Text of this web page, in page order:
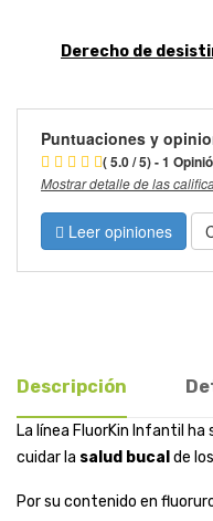
Derecho de
Puntuaciones y
( 5.0 / 5) - 1
Mostrar detalle de las
Leer opiniones
Descripción
La línea FluorKin Infantil
cuidar la salud bucal de los
Por su contenido en